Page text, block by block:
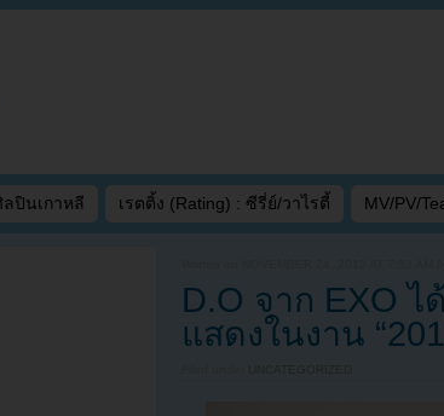
ปินเกาหลี เรตติ้ง (Rating) : ซีรี่ย์/วาไรตี้ MV/PV/
D.O จาก EXO ไ
แสดงในงาน
UNCATEGORIZED